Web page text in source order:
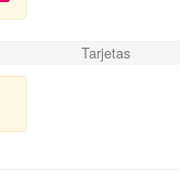
Tarjetas